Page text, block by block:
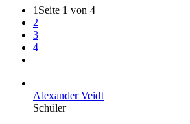
1 Seite 1 von 4
2
3
4
Alexander Veidt
Schüler